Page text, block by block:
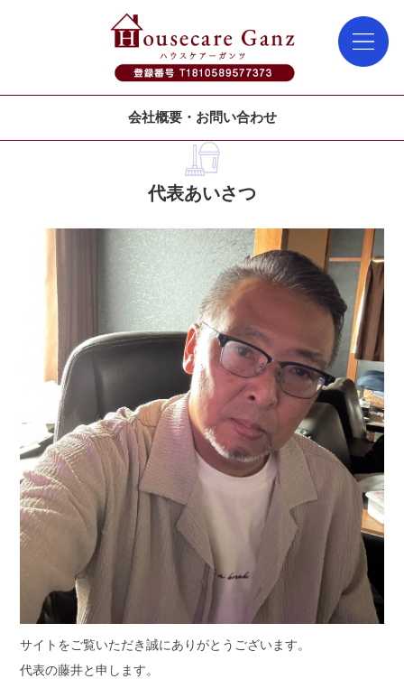
会社概要・お問い合わせ
代表あいさつ
サイトをご覧いただき誠にありがとうございます。
代表の藤井と申します。